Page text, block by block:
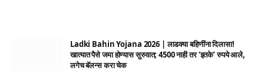
Ladki Bahin Yojana 2026 | लाडक्या बहिणींना दिलासा!
खात्यात पैसे जमा होण्यास सुरुवात; 4500 नाही तर ‘इतके’ रुपये आले,
लगेच बॅलन्स करा चेक